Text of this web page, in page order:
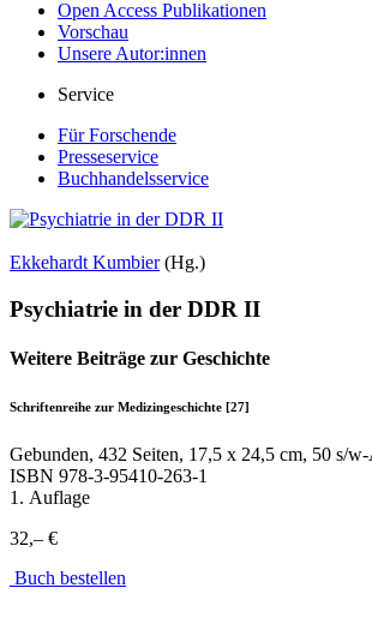
Open Access Publikationen
Vorschau
Unsere Autor:innen
Service
Für Forschende
Presseservice
Buchhandelsservice
Ekkehardt Kumbier(Hg.)
Psychiatrie in der DDR II
Weitere Beiträge zur Geschichte
Schriftenreihe zur Medizingeschichte [27]
Gebunden, 432 Seiten, 17,5 x 24,5 cm, 50 s/
ISBN 978-3-95410-263-1
1. Auflage
32,– €
Buch bestellen